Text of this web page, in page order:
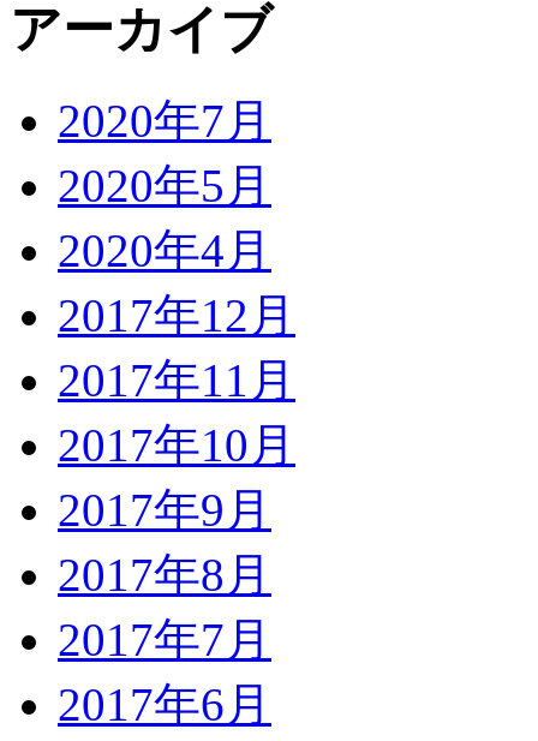
アーカイブ
2020年7月
2020年5月
2020年4月
2017年12月
2017年11月
2017年10月
2017年9月
2017年8月
2017年7月
2017年6月